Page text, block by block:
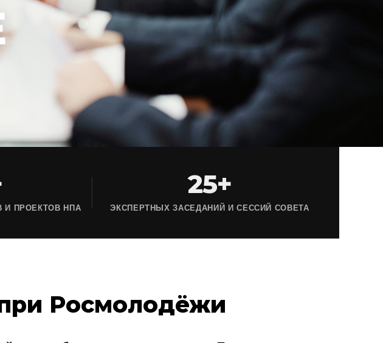
И ПРОЕКТОВ НПА
25+
ЭКСПЕРТНЫХ ЗАСЕДАНИЙ И СЕССИЙ СОВЕТА
Росмолодёжи